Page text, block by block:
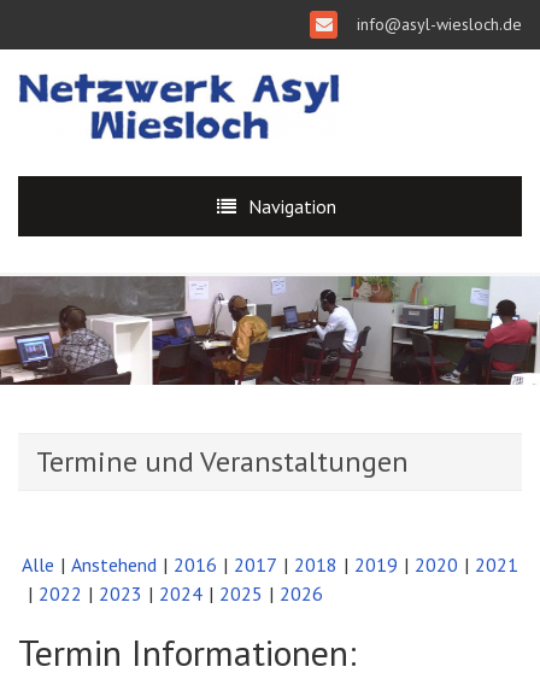
info@asyl-wiesloch.de
Navigation
Termine und Veranstaltungen
Alle Anstehend 2016 2017 2018 2019 2020
2021
2022
2023 2024 2025 2026
Termin Informationen: